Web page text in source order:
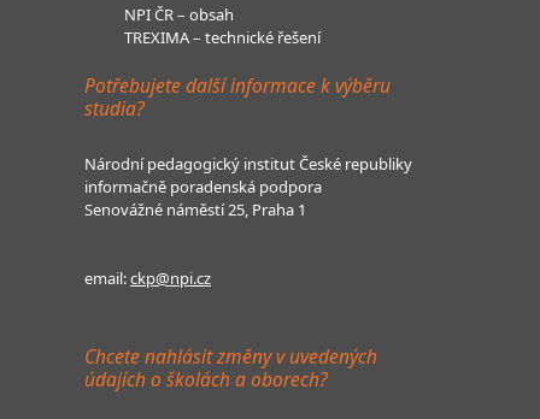
NPI ČR – obsah
TREXIMA – technické řešení
Potřebujete další informace k výběru
studia?
Národní pedagogický institut České republiky
informačně poradenská podpora
Senovážné náměstí 25, Praha 1
email:ckp@npi.cz
Chcete nahlásit změny v uvedených
údajích o školách a oborech?